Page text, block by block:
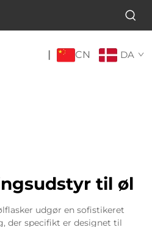
| CN DA
til øl
udgør en sofistikeret
der specifikt er designet til